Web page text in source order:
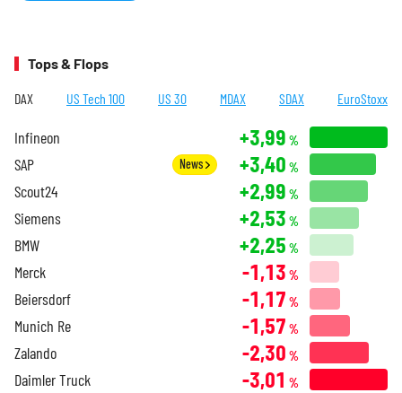
Tops & Flops
DAX US Tech 100 US 30 MDAX SDAX EuroStoxx
Infineon +3,99 %
SAP News +3,40 %
Scout24 +2,99 %
Siemens +2,53 %
BMW +2,25 %
Merck -1,13 %
Beiersdorf -1,17 %
Munich Re -1,57 %
Zalando -2,30 %
Daimler Truck -3,01 %